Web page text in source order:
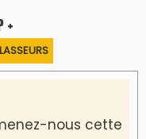
+
nous cette